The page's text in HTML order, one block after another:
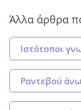
Άλλα άρθρα
Ιστότοποι
Ραντεβού